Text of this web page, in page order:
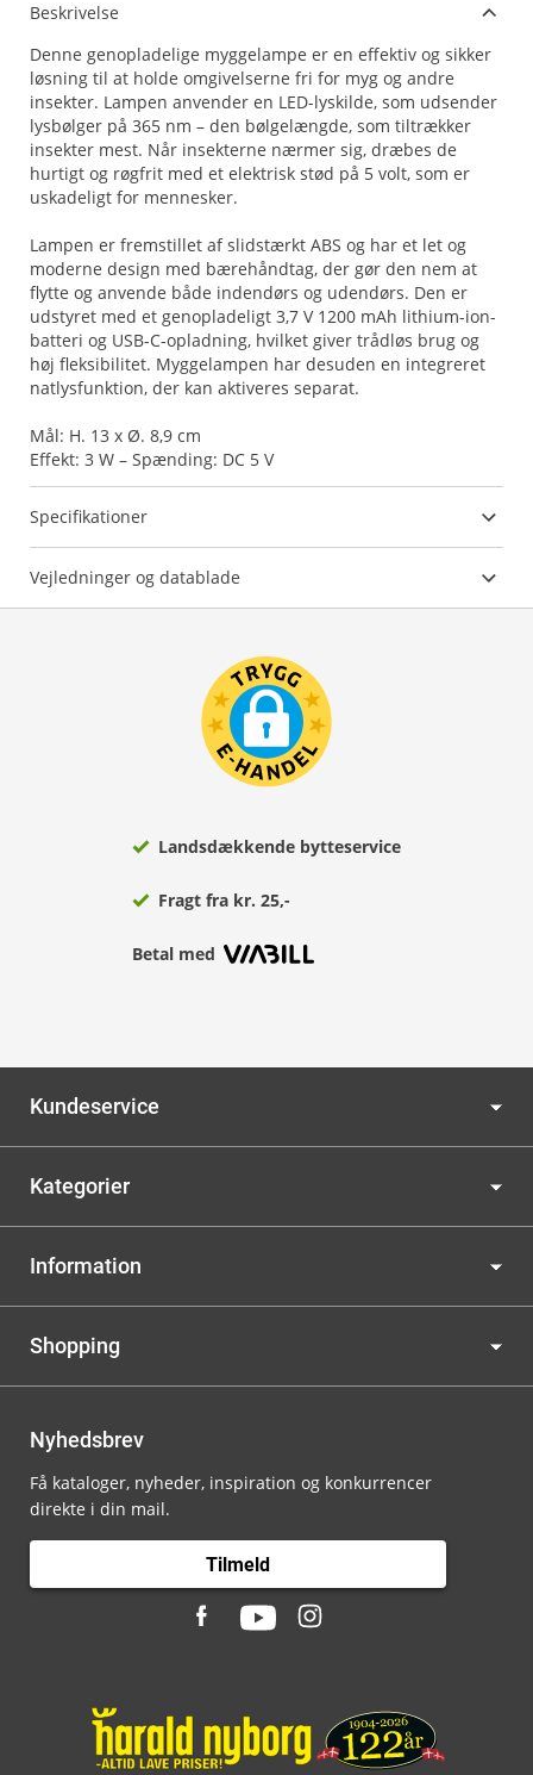
Beskrivelse
Denne genopladelige myggelampe er en effektiv og sikker
løsning til at holde omgivelserne fri for myg og andre
insekter. Lampen anvender en LED-lyskilde, som udsender
lysbølger på 365 nm – den bølgelængde, som tiltrækker
insekter mest. Når insekterne nærmer sig, dræbes de
hurtigt og røgfrit med et elektrisk stød på 5 volt, som er
uskadeligt for mennesker.
Lampen er fremstillet af slidstærkt ABS og har et let og
moderne design med bærehåndtag, der gør den nem at
flytte og anvende både indendørs og udendørs. Den er
udstyret med et genopladeligt 3,7 V 1200 mAh lithium-ion-
batteri og USB-C-opladning, hvilket giver trådløs brug og
høj fleksibilitet. Myggelampen har desuden en integreret
natlysfunktion, der kan aktiveres separat.
Mål: H. 13 x Ø. 8,9 cm
Effekt: 3 W – Spænding: DC 5 V
Specifikationer
Vejledninger og datablade
Landsdækkende bytteservice
Fragt fra kr. 25,-
Betal med
Kundeservice
Kategorier
Information
Shopping
Nyhedsbrev
Få kataloger, nyheder, inspiration og konkurrencer
direkte i din mail.
Tilmeld